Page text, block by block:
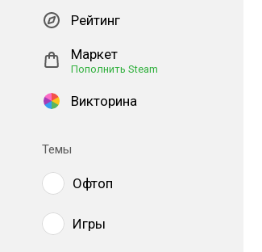
Рейтинг
Маркет
Пополнить Steam
Викторина
Темы
Офтоп
Игры